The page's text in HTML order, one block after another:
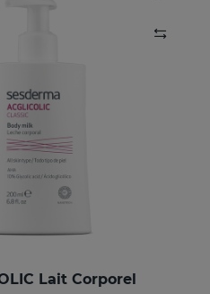
Lait Corporel